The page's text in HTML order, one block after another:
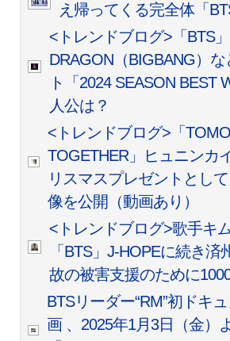
え帰ってくる完全体「
<トレンドブログ>「BTS
DRAGON（BIGBANG）
ト「2024 SEASON BEST
人公は？
<トレンドブログ>「
TOGETHER」ヒュニンカ
リスマスプレゼントとし
像を公開（動画あり）
<トレンドブログ>歌手キ
「BTS」J-HOPEに続き
故の被害支援のために
BTSリーダー“RM”初ドキ
画 、2025年1月3日（金）